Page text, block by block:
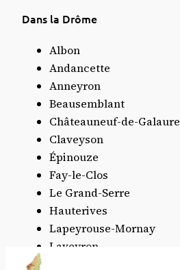
Dans la Drôme
Albon
Andancette
Anneyron
Beausemblant
Châteauneuf-de-Galaure
Claveyson
Épinouze
Fay-le-Clos
Le Grand-Serre
Hauterives
Lapeyrouse-Mornay
Laveyron